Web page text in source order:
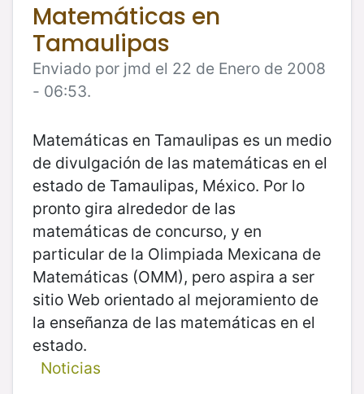
Matemáticas en
Tamaulipas
Enviado por jmd el 22 de Enero de 2008
- 06:53.
Matemáticas en Tamaulipas es un medio
de divulgación de las matemáticas en el
estado de Tamaulipas, México. Por lo
pronto gira alrededor de las
matemáticas de concurso, y en
particular de la Olimpiada Mexicana de
Matemáticas (OMM), pero aspira a ser
sitio Web orientado al mejoramiento de
la enseñanza de las matemáticas en el
estado.
Noticias